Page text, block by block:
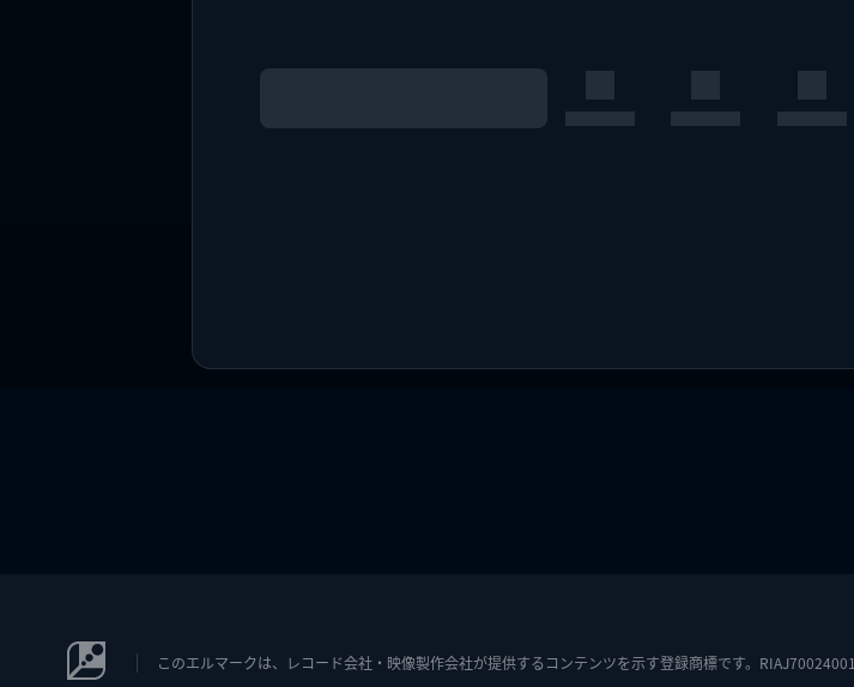
このエルマークは、レコード会社・映像製作会社が提供するコンテンツを示す登録商標です。RIAJ70024001